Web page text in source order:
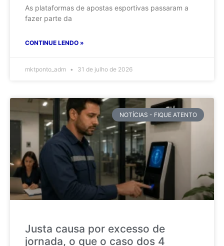
As plataformas de apostas esportivas passaram a
fazer parte da
CONTINUE LENDO »
mktponto_adm 31 de julho de 2026
NOTÍCIAS - FIQUE ATENTO
Justa causa por excesso de
jornada, o que o caso dos 4